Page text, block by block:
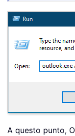
A questo punto,